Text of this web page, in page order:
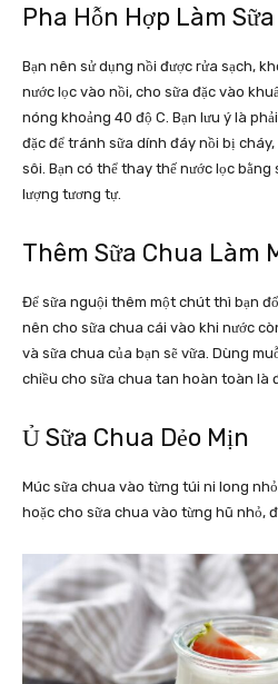
Pha Hỗn Hợp Làm
Bạn nên sử dụng nồi được rửa sạch,
nước lọc vào nồi, cho sữa đặc vào
nóng khoảng 40 độ C. Bạn lưu ý là
đặc để tránh sữa dính đáy nồi bị
sôi. Bạn có thể thay thế nước lọc
lượng tương tự.
Thêm Sữa Chua Làm
Để sữa nguội thêm một chút thì bạn
nên cho sữa chua cái vào khi nước
và sữa chua của bạn sẽ vữa. Dùng
chiều cho sữa chua tan hoàn toàn là
Ủ Sữa Chua Dẻo Mịn
Múc sữa chua vào từng túi ni long
hoặc cho sữa chua vào từng hũ nhỏ,